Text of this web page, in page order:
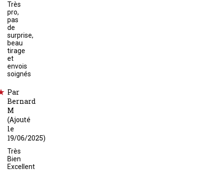
Très
pro,
pas
de
surprise,
beau
tirage
et
envois
soignés
Par
Bernard
M
(Ajouté
le
19/06/2025)
Très
Bien
Excellent